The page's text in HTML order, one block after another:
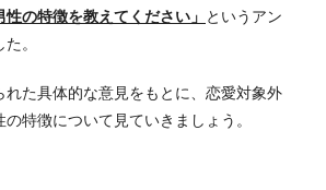
の特徴を教えてください」 というアン
。
れた具体的な意見をもとに、恋愛対象外
特徴について見ていきましょう。